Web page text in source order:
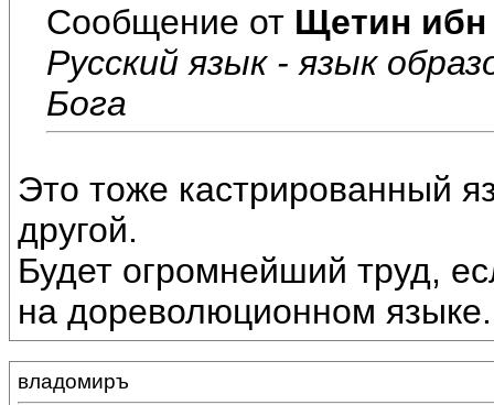
Сообщение от Щетин ибн
Русский язык - язык
Бога
Это тоже кастрированный
другой.
Будет огромнейший труд,
на дореволюционном языке.
владомиръ